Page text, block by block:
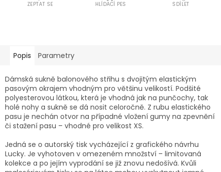
ZEPTAT SE HLÍDACÍ PES SDÍLET
Popis Parametry
Dámská sukně balonového střihu s dvojitým elastickým
pasovým okrajem vhodným pro většinu velikostí. Podšité
polyesterovou látkou, která je vhodná jak na punčochy, tak
holé nohy a sukně se dá nosit celoročně. Z rubu elastického
pasu je nechán otvor na případné vložení gumy na zpevnění
či stažení pasu – vhodné pro velikost XS.
Jedná se o autorský tisk vycházející z grafického návrhu
Lucky. Je vyhotoven v omezeném množství – limitovaná
kolekce a po jejím vyprodání se již znovu nedošívá. Kvůli